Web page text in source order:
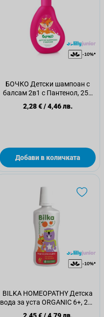
БОЧКО Детски шампоан с
балсам 2в1 с Пантенол, 250
мл
2,28 €/4,46 лв.
Добави в количката
BILKA HOMEOPATHY Детска
вода за уста ORGANIC 6+, 250
мл